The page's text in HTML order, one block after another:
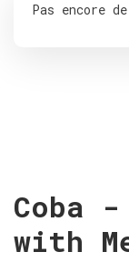
Pas encore
Coba -
with